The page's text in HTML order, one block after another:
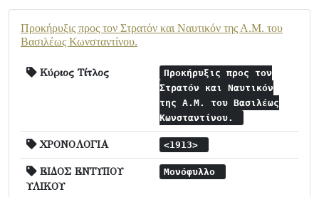
Προκήρυξις προς τον Στρατόν και Ναυτικόν της Α.Μ. του
Βασιλέως Κωνσταντίνου.
Κύριος Τίτλος
Προκήρυξις προς τον
Στρατόν και Ναυτικόν
της Α.Μ. του Βασιλέως
Κωνσταντίνου.
ΧΡΟΝΟΛΟΓΙΑ <1913>
ΕΙΔΟΣ ΕΝΤΥΠΟΥ
ΥΛΙΚΟΥ
Μονόφυλλο